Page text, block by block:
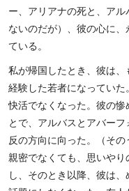
ー、アリアナの死と、ア
ないのだが）、彼の心に
ている。
私が帰国したとき、彼は
経験した若者になっていた
快活でなくなった。彼の惨
とで、アルバスとアバー
反の方向に向った。（その
親密でなくても、思いや
し、そのとき以降、彼は